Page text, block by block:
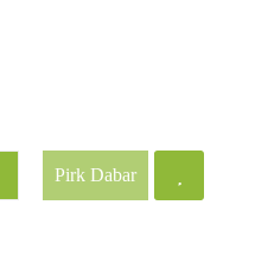
Pirk Dabar